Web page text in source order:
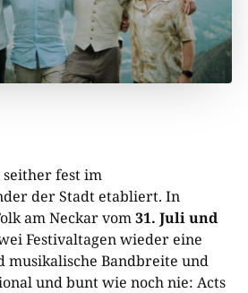
seither fest im
der Stadt etabliert. In
am Neckar vom31. Juli und
Festivaltagen wieder eine
musikalische Bandbreite und
und bunt wie noch nie: Acts